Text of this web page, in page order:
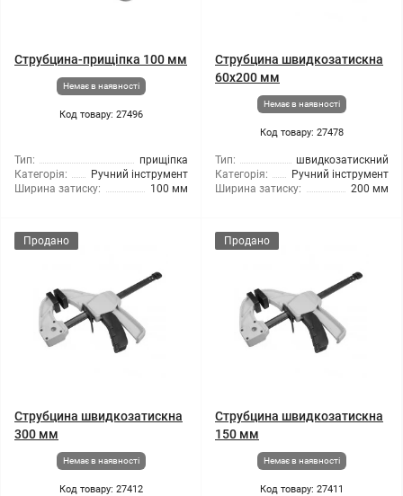
Струбцина-прищіпка 100 мм
Немає в наявності
Код товару: 27496
Тип:
прищіпка
Категорія:
Ручний інструмент
Ширина затиску:
100 мм
Струбцина швидкозатискна
60x200 мм
Немає в наявності
Код товару: 27478
Тип:
швидкозатискний
Категорія:
Ручний інструмент
Ширина затиску:
200 мм
Продано
Струбцина швидкозатискна
300 мм
Немає в наявності
Код товару: 27412
Продано
Струбцина швидкозатискна
150 мм
Немає в наявності
Код товару: 27411